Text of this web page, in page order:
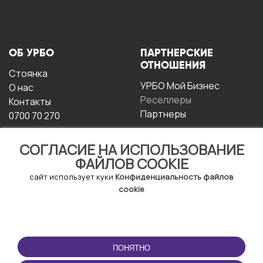
СОГЛАСИЕ НА ИСПОЛЬЗОВАНИЕ
ФАЙЛОВ COOKIE
сайт использует куки Конфиденциальность файлов
cookie
ПОНЯТНО
ОБ УРБО
Стоянка
О нас
Контакты
0700 70 270
ПАРТНЕРСКИЕ
ОТНОШЕНИЯ
УРБО Мой Бизнес
Реселлеры
Партнеры
ЭКСПЛУАТАЦИИ
Условия и положения
ПРИЛОЖЕНИЕ